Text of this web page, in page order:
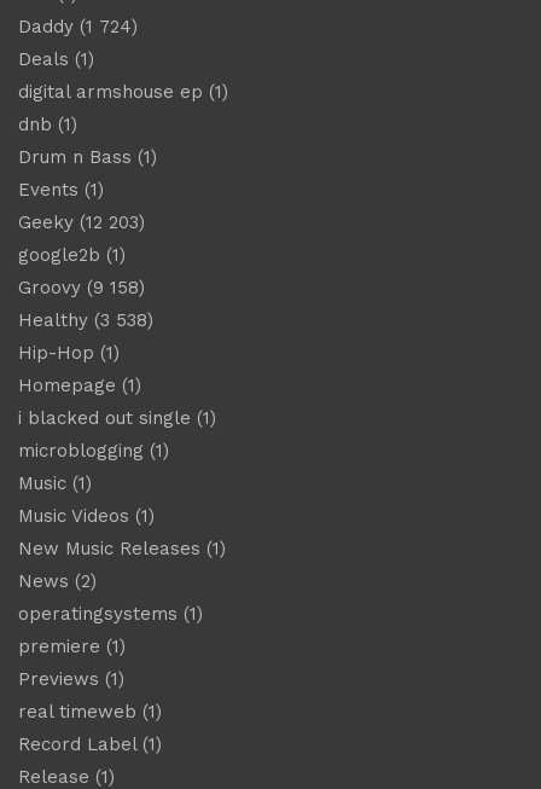
Daddy (1 724)
Deals (1)
digital armshouse ep (1)
dnb (1)
Drum n Bass (1)
Events (1)
Geeky (12 203)
google2b (1)
Groovy (9 158)
Healthy (3 538)
Hip-Hop (1)
Homepage (1)
i blacked out single (1)
microblogging (1)
Music (1)
Music Videos (1)
New Music Releases (1)
News (2)
operatingsystems (1)
premiere (1)
Previews (1)
real timeweb (1)
Record Label(1)
Release (1)